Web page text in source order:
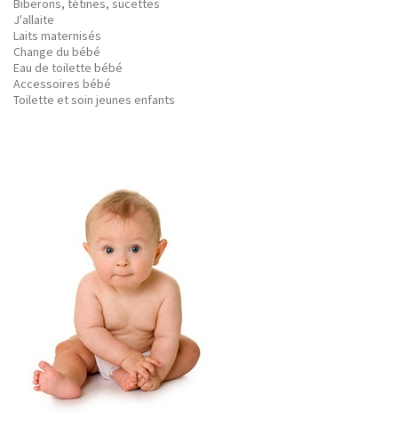
Biberons, tétines, sucettes
J'allaite
Laits maternisés
Change du bébé
Eau de toilette bébé
Accessoires bébé
Toilette et soin jeunes enfants